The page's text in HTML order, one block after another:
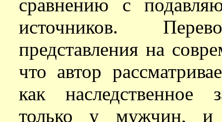
сравнению с
источников.
представления на
что автор
как наследственное
только у мужчин, и